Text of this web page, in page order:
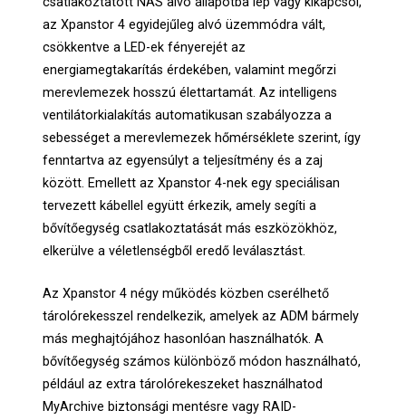
az Xpanstor 4 egyidejűleg alvó üzemmódra vált,
csökkentve a LED-ek fényerejét az
energiamegtakarítás érdekében, valamint megőrzi
merevlemezek hosszú élettartamát. Az intelligens
ventilátorkialakítás automatikusan szabályozza a
sebességet a merevlemezek hőmérséklete szerint, így
fenntartva az egyensúlyt a teljesítmény és a zaj
között. Emellett az Xpanstor 4-nek egy speciálisan
tervezett kábellel együtt érkezik, amely segíti a
bővítőegység csatlakoztatását más eszközökhöz,
elkerülve a véletlenségből eredő leválasztást.
Az Xpanstor 4 négy működés közben cserélhető
tárolórekesszel rendelkezik, amelyek az ADM bármely
más meghajtójához hasonlóan használhatók. A
bővítőegység számos különböző módon használható,
például az extra tárolórekeszeket használhatod
MyArchive biztonsági mentésre vagy RAID-